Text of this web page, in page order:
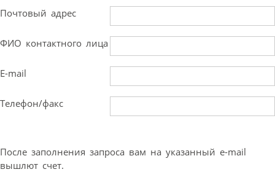
Почтовый адрес
ФИО контактного лица
E-mail
Телефон/факс
После заполнения запроса вам на указанный e-mail
вышлют счет.